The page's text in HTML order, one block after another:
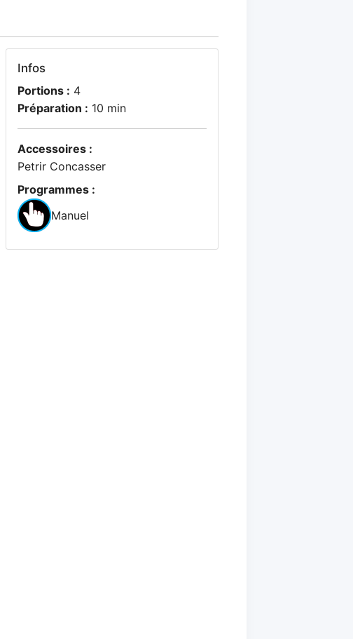
Infos
Portions : 4
Préparation : 10 min
Accessoires :
Petrir Concasser
Programmes :
Manuel